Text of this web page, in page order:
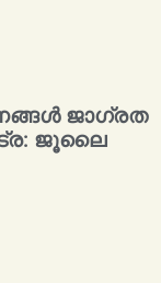
ജാഗ്രത
ജൂലൈ